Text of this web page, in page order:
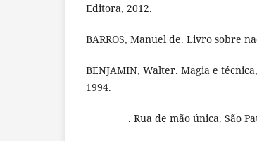
Editora, 2012.
BARROS, Manuel de. Livro sobre
BENJAMIN, Walter. Magia e
1994.
__________. Rua de mão única. São